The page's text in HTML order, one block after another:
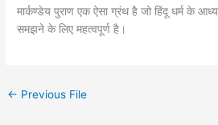
मार्कण्डेय पुराण एक ऐसा ग्रंथ है जो हिंदू धर्म के
समझने के लिए महत्वपूर्ण है।
← Previous File